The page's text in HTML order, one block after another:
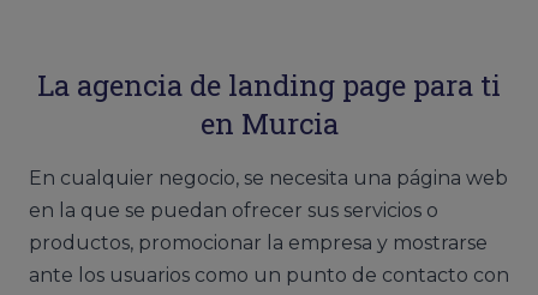
La agencia de landing page para ti
en Murcia
En cualquier negocio, se necesita una página web
en la que se puedan ofrecer sus servicios o
productos, promocionar la empresa y mostrarse
ante los usuarios como un punto de contacto con